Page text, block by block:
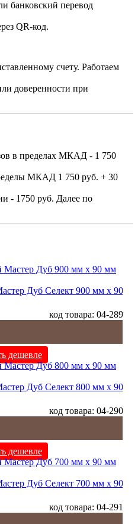
банковский перевод
QR-код.
счету. Работаем
доверенности при
в пределах МКАД - 1 750
МКАД 1 750 руб. + 30
- 1750 руб. Далее по
Дуб Селект 900 мм х 90
код товара: 04-289
дешевле
Дуб Селект 800 мм х 90
код товара: 04-290
дешевле
Дуб Селект 700 мм х 90
код товара: 04-291